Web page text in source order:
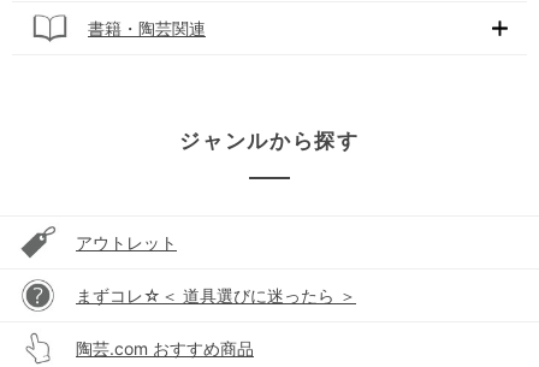
書籍・陶芸関連
ジャンルから探す
アウトレット
まずコレ☆＜ 道具選びに迷ったら ＞
陶芸.com おすすめ商品